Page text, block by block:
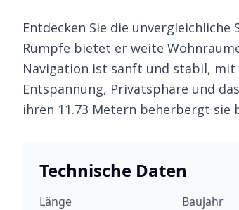
Entdecken Sie die
Rümpfe bietet er weite
Navigation ist sanft und stabil, mit
Entspannung, Privatsphäre und
ihren 11.73 Metern beherbergt sie
Technische Daten
Länge
Baujahr